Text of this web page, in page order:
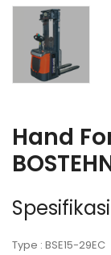
Hand
Type : BSE15-29EC